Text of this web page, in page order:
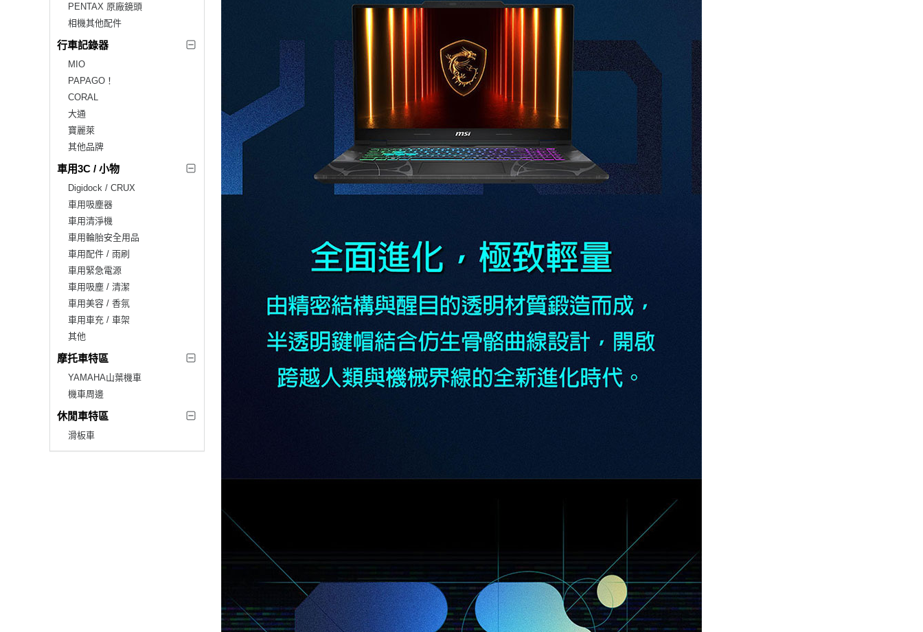
PENTAX 原廠鏡頭
相機其他配件
行車記錄器
MIO
PAPAGO！
CORAL
大通
寶麗萊
其他品牌
車用3C / 小物
Digidock / CRUX
車用吸塵器
車用清淨機
車用輪胎安全用品
車用配件 / 雨刷
車用緊急電源
車用吸塵 / 清潔
車用美容 / 香氛
車用車充 / 車架
其他
摩托車特區
YAMAHA山葉機車
機車周邊
休閒車特區
滑板車